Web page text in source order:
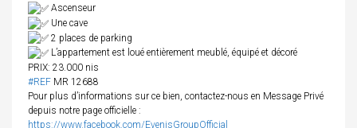
Ascenseur
Une cave
2 places de parking
L’appartement est loué entièrement meublé, équipé et décoré
PRIX: 23.000 nis
#REF MR 12688
Pour plus d’informations sur ce bien, contactez-nous en Message Privé
depuis notre page officielle :
https://www.facebook.com/EvenisGroupOfficial